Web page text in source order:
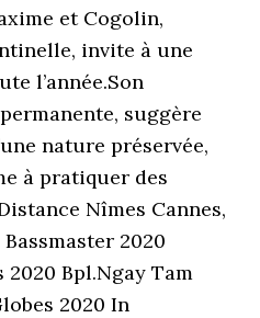
et Cogolin,
invite à une
l’année.Son
suggère
nature préservée,
à pratiquer des
Nîmes Cannes,
2020
Bpl.Ngay Tam
2020 In